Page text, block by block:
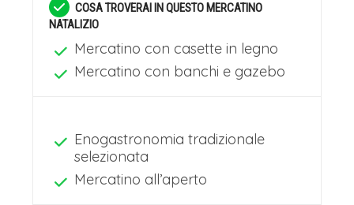
COSA TROVERAI IN QUESTO MERCATINO
NATALIZIO
Mercatino con casette in legno
Mercatino con banchi e gazebo
Enogastronomia tradizionale
selezionata
Mercatino all’aperto